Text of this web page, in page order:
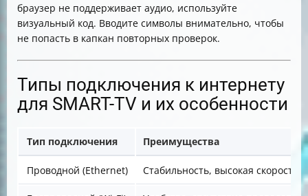
браузер не поддерживает аудио, используйте
визуальный код. Вводите символы внимательно, чтобы
не попасть в капкан повторных проверок.
Типы подключения к интернету
для SMART-TV и их особенности
Тип подключения Преимущества
Проводной (Ethernet) Стабильность, высокая скорость